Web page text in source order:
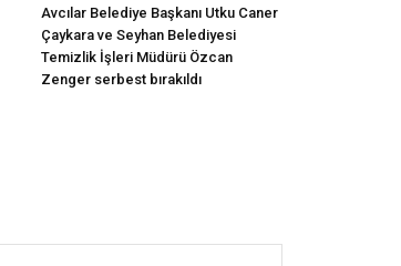
Avcılar Belediye Başkanı Utku Caner
Çaykara ve Seyhan Belediyesi
Temizlik İşleri Müdürü Özcan
Zenger serbest bırakıldı